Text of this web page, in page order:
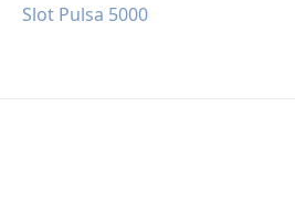
Slot Pulsa 5000